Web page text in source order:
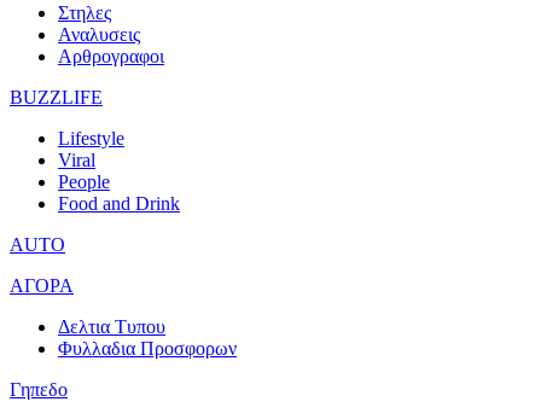
Στηλες
Αναλυσεις
Αρθρογραφοι
BUZZLIFE
Lifestyle
Viral
People
Food and Drink
AUTO
ΑΓΟΡΑ
Δελτια Τυπου
Φυλλαδια Προσφορων
Γηπεδο